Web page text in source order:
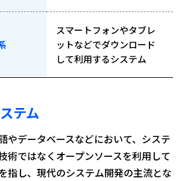
スマートフォンやタブレ
ットなどでダウンロード
して利用するシステム
テム
やデータベースなどにおいて、システ
術ではなくオープンソースを利用して
指し、現代のシステム開発の主流とな